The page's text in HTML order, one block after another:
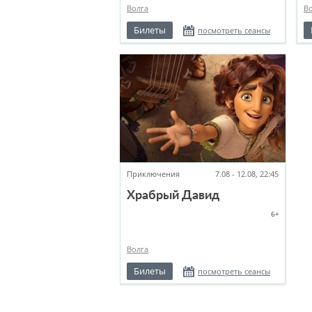
Волга
Билеты посмотреть сеансы
Приключения 7.08 - 12.08, 22:45
Храбрый Давид
6+
Волга
Билеты посмотреть сеансы